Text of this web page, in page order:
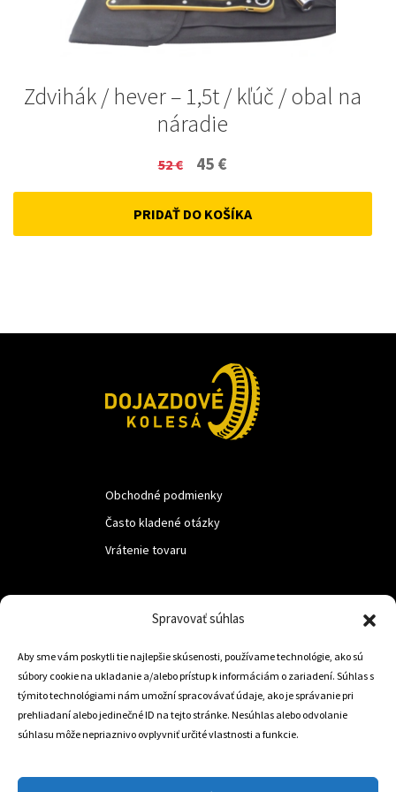
Spravovať súhlas
Aby sme vám poskytli tie najlepšie skúsenosti, používame technológie, ako sú
súbory cookie na ukladanie a/alebo prístup k informáciám o zariadení. Súhlas s
týmito technológiami nám umožní spracovávať údaje, ako je správanie pri
prehliadaní alebo jedinečné ID na tejto stránke. Nesúhlas alebo odvolanie
súhlasu môže nepriaznivo ovplyvniť určité vlastnosti a funkcie.
Zdvihák / hever – 1,5t / kľúč / obal na
náradie
52€
Original
price
was:
45 €
price
is:
PRIDAŤ DO KOŠÍKA
Obchodné podmienky
Často kladené otázky
Vrátenie tovaru
Trstená 02801
+421 905 806 234